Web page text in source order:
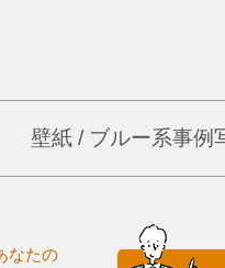
壁紙 / ブルー系事例
なたの